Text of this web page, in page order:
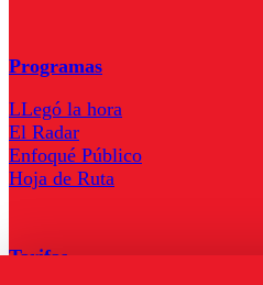
Programas
LLegó la hora
El Radar
Enfoqué Público
Hoja de Ruta
Tarifas